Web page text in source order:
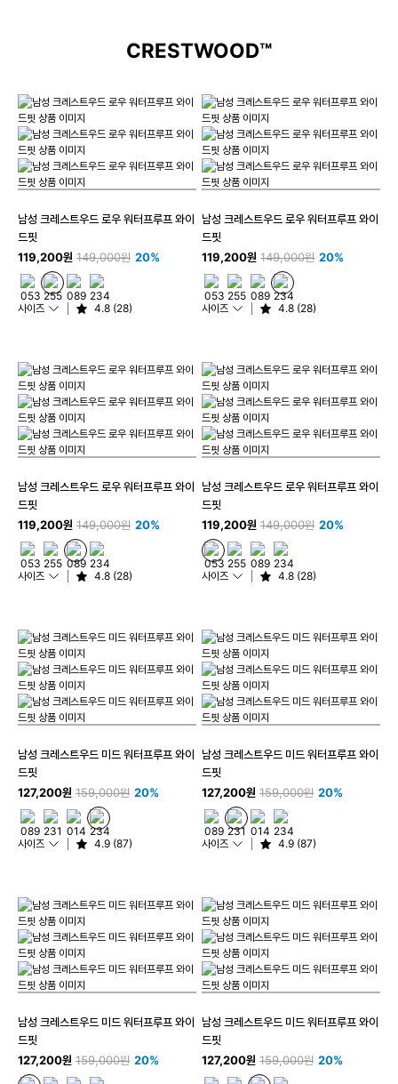
CRESTWOOD™
남성 크레스트우드 로우 워터프루프 와이
드핏
119,200원 149,000원 20%
사이즈 4.8 (28)
남성 크레스트우드 로우 워터프루프 와이
드핏
119,200원 149,000원 20%
사이즈 4.8 (28)
남성 크레스트우드 로우 워터프루프 와이
드핏
119,200원 149,000원 20%
사이즈 4.8 (28)
남성 크레스트우드 로우 워터프루프 와이
드핏
119,200원 149,000원 20%
사이즈 4.8 (28)
남성 크레스트우드 미드 워터프루프 와이
드핏
127,200원 159,000원 20%
사이즈 4.9 (87)
남성 크레스트우드 미드 워터프루프 와이
드핏
127,200원 159,000원 20%
사이즈 4.9 (87)
남성 크레스트우드 미드 워터프루프 와이
드핏
127,200원 159,000원 20%
남성 크레스트우드 미드 워터프루프 와이
드핏
127,200원 159,000원 20%